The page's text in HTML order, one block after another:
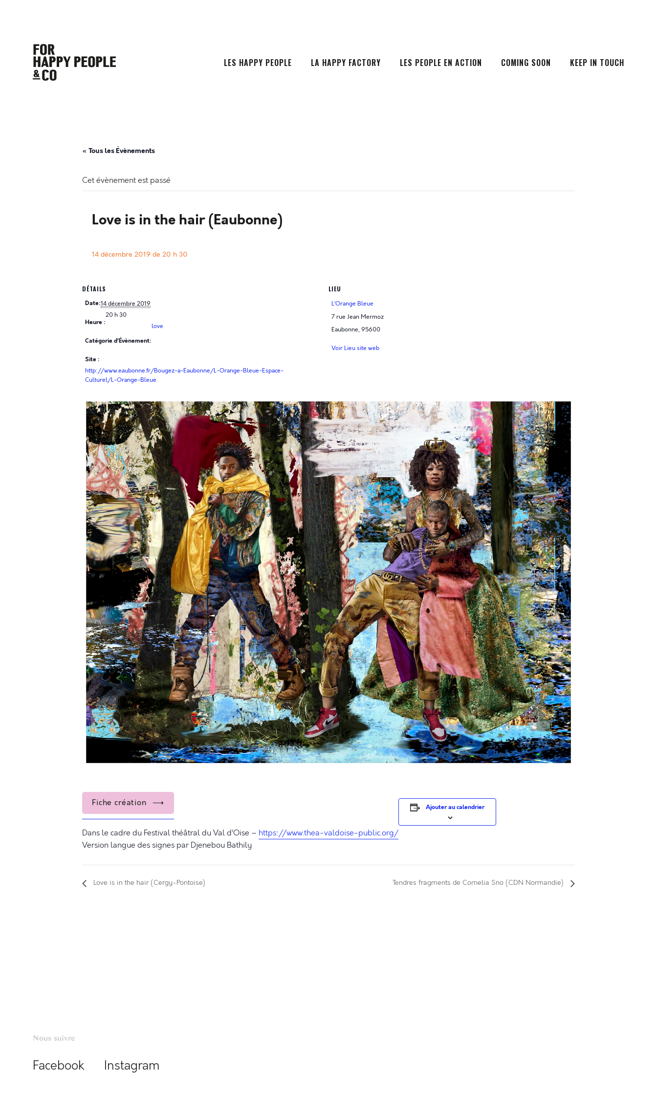
LES HAPPY PEOPLE LA HAPPY FACTORY LES PEOPLE EN ACTION COMING SOON KEEP IN TOUCH
« Tous les Évènements
Cet évènement est passé
Love is in the hair (Eaubonne)
14 décembre 2019 de 20 h 30
DÉTAILS
Date:14 décembre 2019
Heure :
20 h 30
Catégorie d’Évènement:
love
Site :
http://www.eaubonne.fr/Bougez-a-Eaubonne/L-Orange-Bleue-Espace-
Culturel/L-Orange-Bleue
LIEU
L’Orange Bleue
7 rue Jean Mermoz
Eaubonne, 95600
Voir Lieu site web
Fiche création
Dans le cadre du Festival théâtral du Val d’Oise – https://www.thea-valdoise-public.org/
Version langue des signes par Djenebou Bathily
Ajouter au calendrier
Love is in the hair (Cergy-Pontoise) Tendres fragments de Cornelia Sno (CDN Normandie)
Nous suivre
Facebook Instagram